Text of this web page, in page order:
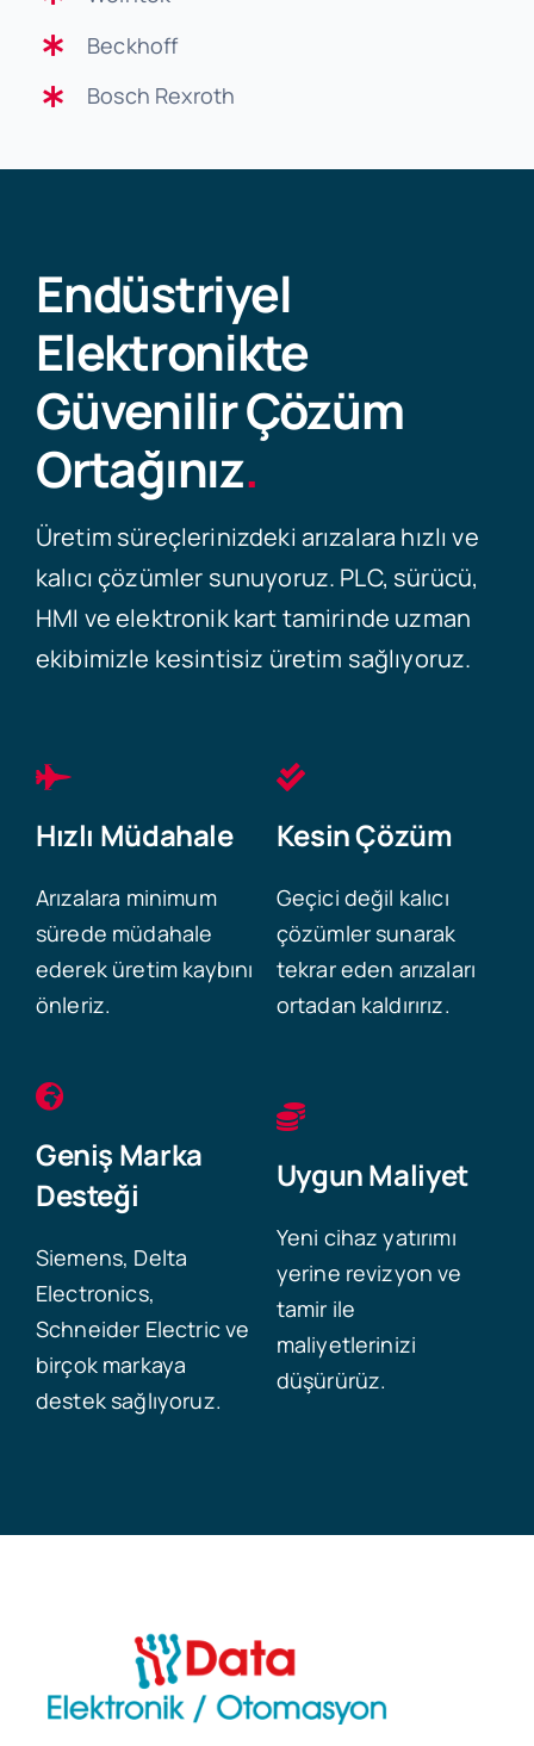
Beckhoff
Bosch Rexroth
Endüstriyel
Elektronikte
Güvenilir Çözüm
Ortağınız.
Üretim süreçlerinizdeki arızalara hızlı ve
kalıcı çözümler sunuyoruz. PLC, sürücü,
HMI ve elektronik kart tamirinde uzman
ekibimizle kesintisiz üretim sağlıyoruz.
Hızlı Müdahale
Arızalara minimum
sürede müdahale
ederek üretim kaybını
önleriz.
Kesin Çözüm
Geçici değil kalıcı
çözümler sunarak
tekrar eden arızaları
ortadan kaldırırız.
Geniş Marka
Desteği
Siemens, Delta
Electronics,
Schneider Electric ve
birçok markaya
destek sağlıyoruz.
Uygun Maliyet
Yeni cihaz yatırımı
yerine revizyon ve
tamir ile
maliyetlerinizi
düşürürüz.